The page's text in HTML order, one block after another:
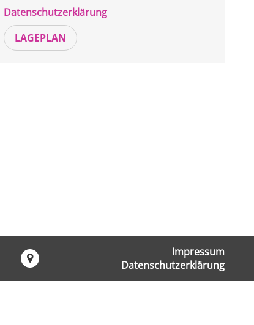
Datenschutzerklärung
LAGEPLAN
Impressum
Datenschutzerklärung